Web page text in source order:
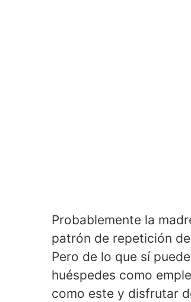
Probablemente la
patrón de repetición
Pero de lo que sí
huéspedes como
como este y disfrutar